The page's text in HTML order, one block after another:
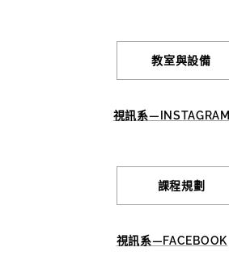
教室與設備
視訊系—INSTAGRAM
課程規劃
視訊系—FACEBOOK